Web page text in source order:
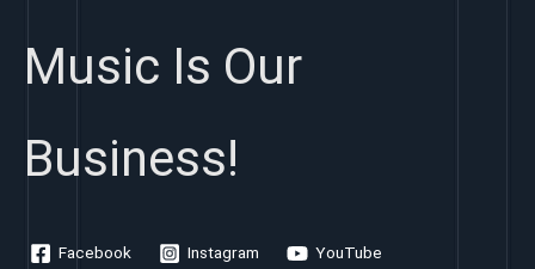
Music Is Our
Business!
Facebook Instagram YouTube